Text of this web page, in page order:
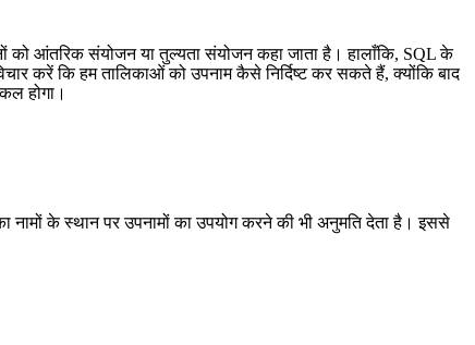
आंतरिक संयोजन या तुल्यता संयोजन कहा जाता है। हालाँकि, SQL के
करें कि हम तालिकाओं को उपनाम कैसे निर्दिष्ट कर सकते हैं, क्योंकि बाद
होगा।
नामों के स्थान पर उपनामों का उपयोग करने की भी अनुमति देता है। इससे